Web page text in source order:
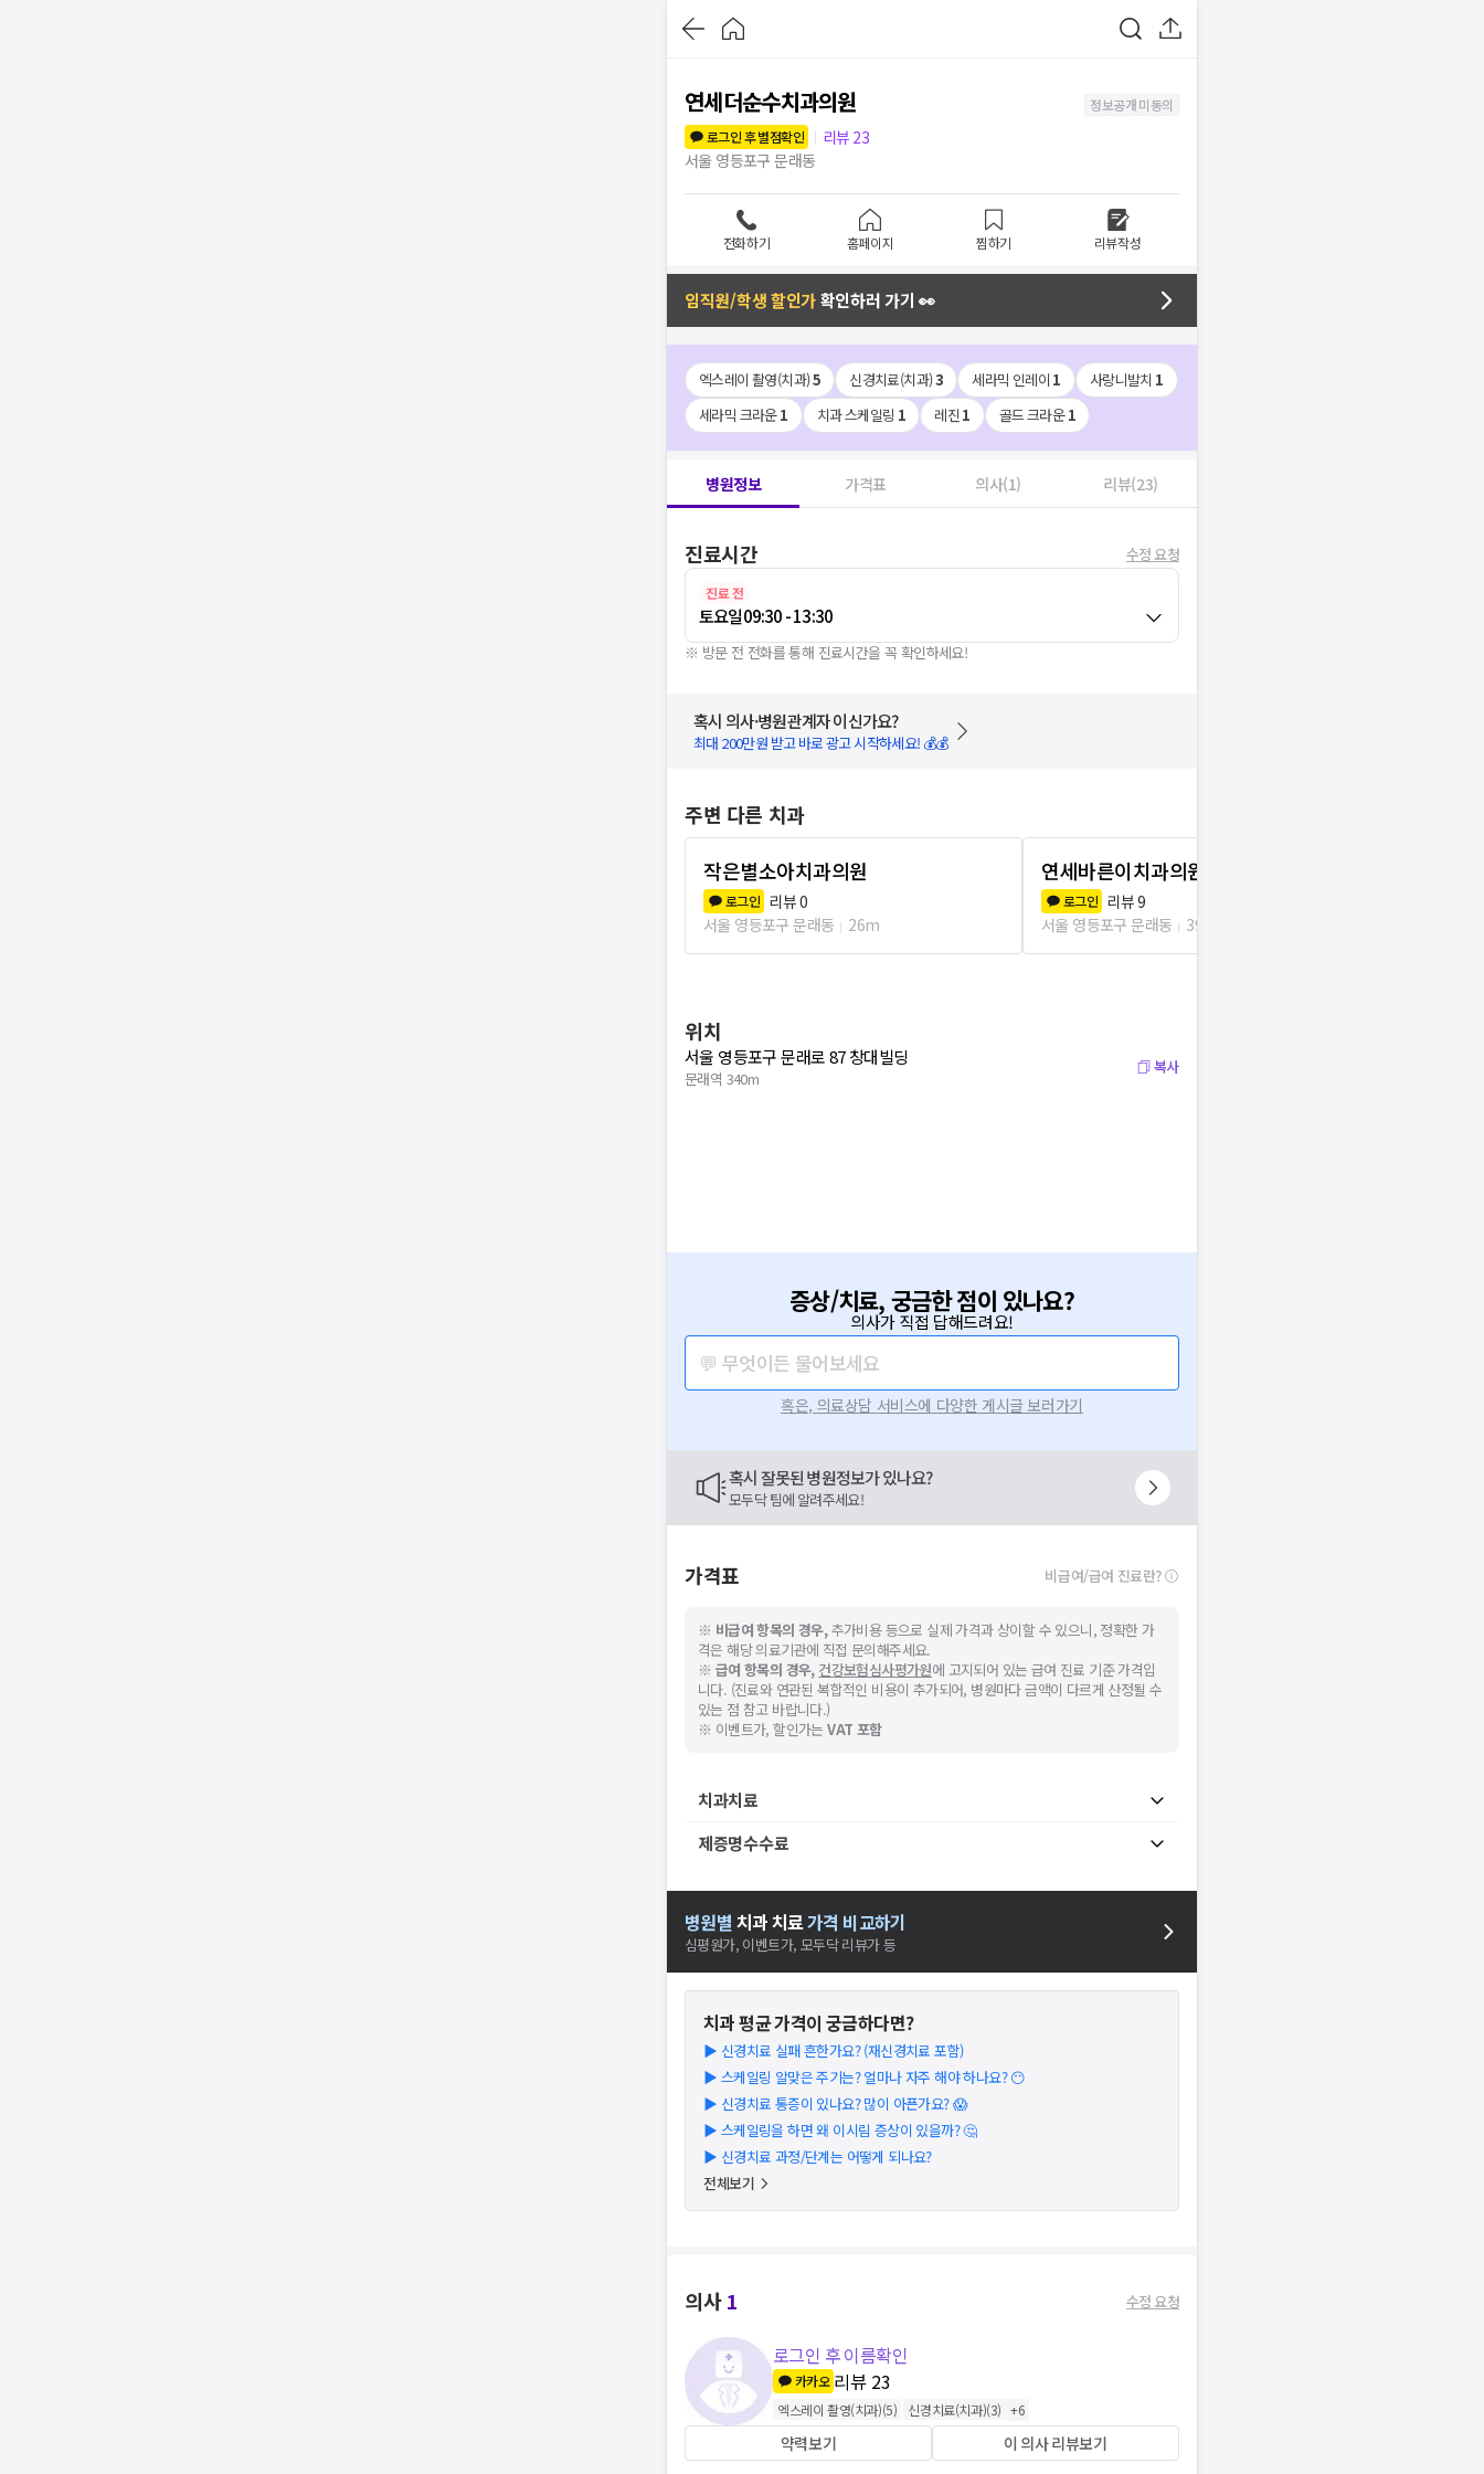
연세더순수치과의원
정보공개 미동의
로그인 후 별점확인
리뷰 23
서울 영등포구 문래동
전화하기 홈페이지 찜하기 리뷰작성
임직원/학생 할인가확인하러 가기 👀
엑스레이 촬영(치과)5 신경치료(치과)3 세라믹 인레이 1 사랑니발치 1
세라믹 크라운1 치과 스케일링 1 레진 1 골드 크라운1
병원정보 가격표 의사(1) 리뷰(23)
진료시간 수정 요청
진료 전
토요일09:30 - 13:30
※ 방문 전 전화를 통해 진료시간을 꼭 확인하세요!
혹시 의사·병원관계자 이신가요?
최대 200만원 받고 바로 광고 시작하세요! 💰💰
주변 다른 치과
작은별소아치과의원
로그인 리뷰0
서울 영등포구 문래동
26m
연세바른이치과의원
로그인 리뷰9
서울 영등포구 문래동
39m
위치
서울 영등포구 문래로 87 창대빌딩
문래역 340m
복사
증상/치료, 궁금한 점이 있나요?
의사가 직접 답해드려요!
💬 무엇이든 물어보세요
혹은, 의료상담 서비스에 다양한 게시글 보러가기
혹시 잘못된 병원정보가 있나요?
모두닥 팀에 알려주세요!
가격표 비급여/급여 진료란?
※ 비급여 항목의 경우,추가비용 등으로 실제 가격과 상이할 수 있으니, 정확한 가
격은 해당 의료기관에 직접 문의해주세요.
※ 급여 항목의 경우, 건강보험심사평가원에 고지되어 있는 급여 진료 기준 가격입
니다. (진료와 연관된 복합적인 비용이 추가되어, 병원마다 금액이 다르게 산정될 수
있는 점 참고 바랍니다.)
※ 이벤트가, 할인가는VAT 포함
치과치료
제증명수수료
병원별 치과치료가격 비교하기
심평원가, 이벤트가, 모두닥 리뷰가 등
치과평균 가격이 궁금하다면?
▶ 신경치료 실패 흔한가요? (재신경치료 포함)
▶ 스케일링 알맞은 주기는? 얼마나 자주 해야 하나요? 😶
▶ 신경치료 통증이 있나요? 많이 아픈가요? 😱
▶ 스케일링을 하면 왜 이시림 증상이 있을까? 🤔
▶ 신경치료 과정/단계는 어떻게 되나요?
전체보기
의사1 수정 요청
로그인 후 이름확인
카카오 리뷰 23
엑스레이 촬영(치과)(5) 신경치료(치과)(3) +6
약력보기 이 의사 리뷰보기